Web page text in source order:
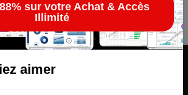
sur votre Achat & Accès
Illimité
aimer